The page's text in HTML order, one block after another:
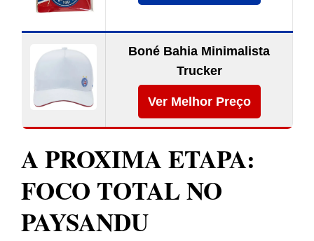
Boné Bahia Minimalista
Trucker
Ver Melhor Preço
A PROXIMA ETAPA:
FOCO TOTAL NO
PAYSANDU